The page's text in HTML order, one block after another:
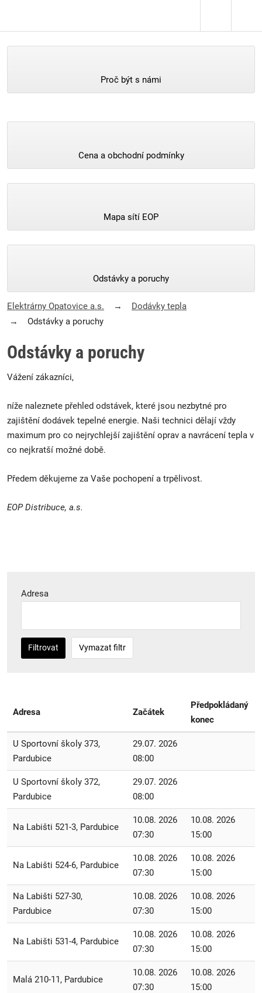
Proč být s námi
Cena a obchodní podmínky
Mapa sítí EOP
Odstávky a poruchy
Elektrárny Opatovice a.s.
Dodávky tepla
Odstávky a poruchy
Odstávky a poruchy
Vážení zákazníci,
níže naleznete přehled odstávek, které jsou nezbytné pro
zajištění dodávek tepelné energie. Naši technici dělají vždy
maximum pro co nejrychlejší zajištění oprav a navrácení tepla v
co nejkratší možné době.
Předem děkujeme za Vaše pochopení a trpělivost.
EOP Distribuce, a.s.
Adresa
Filtrovat Vymazat filtr
Adresa Začátek
Předpokládaný
konec
U Sportovní školy 373,
Pardubice
29.07. 2026
08:00
U Sportovní školy 372,
Pardubice
29.07. 2026
08:00
Na Labišti 521-3, Pardubice
10.08. 2026
07:30
10.08. 2026
15:00
Na Labišti 524-6, Pardubice
10.08. 2026
07:30
10.08. 2026
15:00
Na Labišti 527-30,
Pardubice
10.08. 2026
07:30
10.08. 2026
15:00
Na Labišti 531-4, Pardubice
10.08. 2026
07:30
10.08. 2026
15:00
Malá 210-11, Pardubice
10.08. 2026
07:30
10.08. 2026
15:00